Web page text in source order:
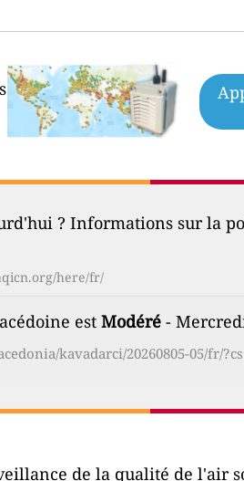
? Informations sur la
here/fr/
est Modéré -
kavadarci/20260805-05/fr/?cs
de la qualité de l'air